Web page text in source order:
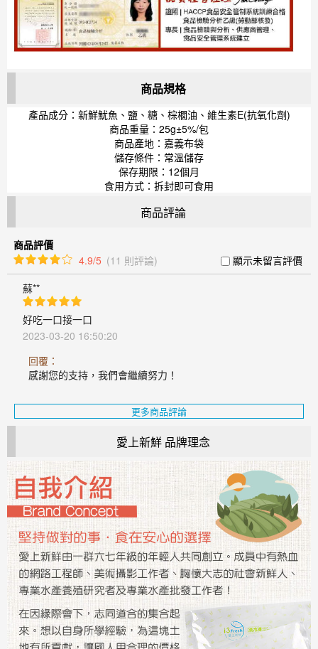
商品規格
產品成分：新鮮魷魚、鹽、糖、棕櫚油、維生素E(抗氧化劑)
商品重量：25g±5%/包
商品產地：嘉義布袋
儲存條件：常溫儲存
保存期限：12個月
食用方式：拆封即可食用
商品評論
商品評價
4.9/5 (11 則評論)
顯示未留言評價
蘇**
好吃一口接一口
2023-03-20 16:50:20
回覆：
感謝您的支持，我們會繼續努力！
更多商品評論
愛上新鮮 品牌理念